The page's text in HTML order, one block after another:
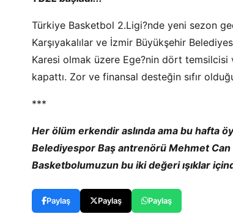
Türkiye Basketbol 2.Ligi?nde yeni sezon
Karşıyakalılar ve İzmir Büyükşehir
Karesi olmak üzere Ege?nin dört temsilcisi
kapattı. Zor ve finansal desteğin sıfır
***
Her ölüm erkendir aslında ama bu hafta
Belediyespor Baş antrenörü Mehmet
Basketbolumuzun bu iki değeri ışıklar
Paylaş Paylaş Paylaş